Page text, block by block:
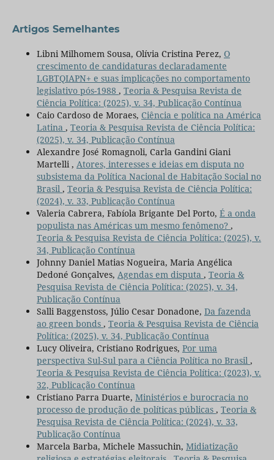
Artigos Semelhantes
Libni Milhomem Sousa, Olívia Cristina Perez, O
crescimento de candidaturas declaradamente
LGBTQIAPN+ e suas implicações no comportamento
legislativo pós-1988 , Teoria & Pesquisa Revista de
Ciência Política: (2025), v. 34, Publicação Contínua
Caio Cardoso de Moraes, Ciência e política na América
Latina , Teoria & Pesquisa Revista de Ciência Política:
(2025), v. 34, Publicação Contínua
Alexandre José Romagnoli, Carla Gandini Giani
Martelli , Atores, interesses e ideias em disputa no
subsistema da Política Nacional de Habitação Social no
Brasil , Teoria & Pesquisa Revista de Ciência Política:
(2024), v. 33, Publicação Contínua
Valeria Cabrera, Fabíola Brigante Del Porto, É a onda
populista nas Américas um mesmo fenômeno? ,
Teoria & Pesquisa Revista de Ciência Política: (2025), v.
34, Publicação Contínua
Johnny Daniel Matias Nogueira, Maria Angélica
Dedoné Gonçalves, Agendas em disputa , Teoria &
Pesquisa Revista de Ciência Política: (2025), v. 34,
Publicação Contínua
Salli Baggenstoss, Júlio Cesar Donadone, Da fazenda
ao green bonds , Teoria & Pesquisa Revista de Ciência
Política: (2025), v. 34, Publicação Contínua
Lucy Oliveira, Cristiano Rodrigues, Por uma
perspectiva Sul-Sul para a Ciência Política no Brasil ,
Teoria & Pesquisa Revista de Ciência Política: (2023), v.
32, Publicação Contínua
Cristiano Parra Duarte, Ministérios e burocracia no
processo de produção de políticas públicas , Teoria &
Pesquisa Revista de Ciência Política: (2024), v. 33,
Publicação Contínua
Marcela Barba, Michele Massuchin, Midiatização